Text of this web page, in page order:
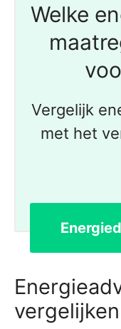
Welke
Vergelijk
met het
vergelijken